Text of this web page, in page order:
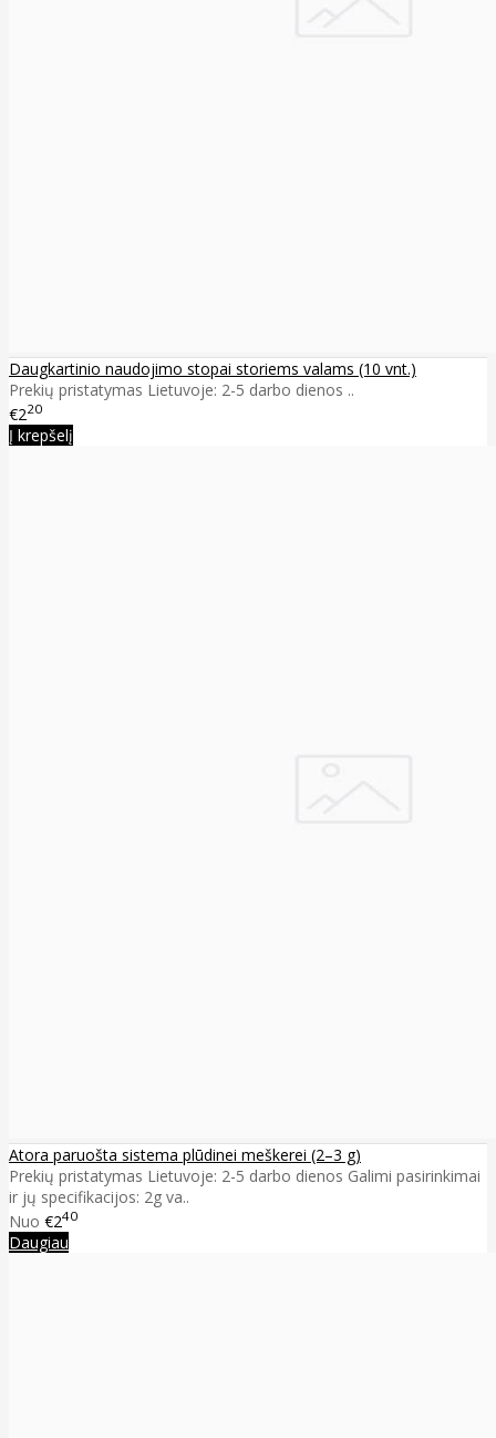
Daugkartinio naudojimo stopai storiems valams (10 vnt.)
Prekių pristatymas Lietuvoje: 2-5 darbo dienos ..
€220
Į krepšelį
Atora paruošta sistema plūdinei meškerei (2–3 g)
Prekių pristatymas Lietuvoje: 2-5 darbo dienos Galimi pasirinkimai
ir jų specifikacijos: 2g va..
Nuo €240
Daugiau